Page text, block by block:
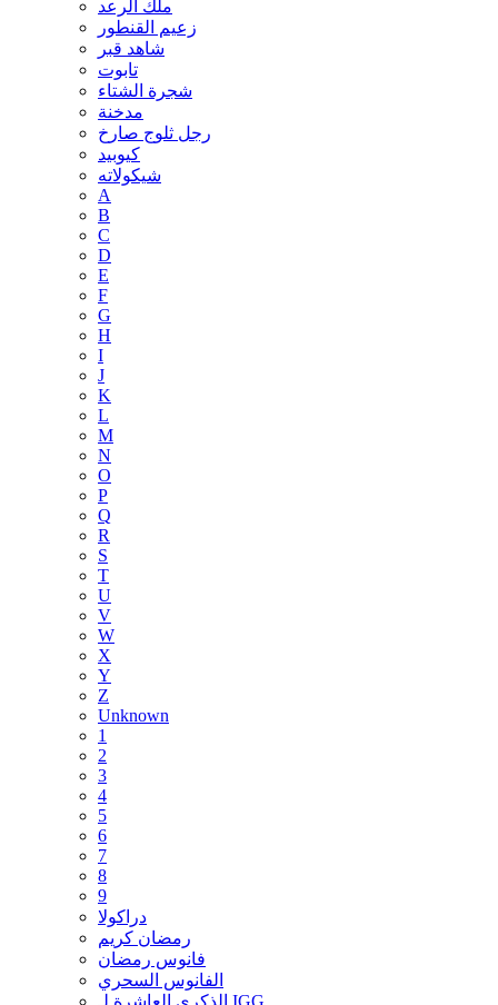
ملك الرعد
زعيم القنطور
شاهد قبر
تابوت
شجرة الشتاء
مدخنة
رجل ثلوج صارخ
كيوبيد
شيكولاته
A
B
C
D
E
F
G
H
I
J
K
L
M
N
O
P
Q
R
S
T
U
V
W
X
Y
Z
Unknown
1
2
3
4
5
6
7
8
9
دراكولا
رمضان كريم
فانوس رمضان
الفانوس السحري